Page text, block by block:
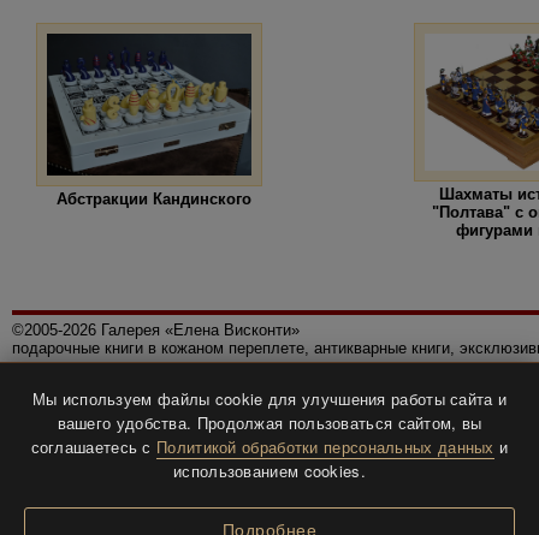
Абстракции Кандинского
Шахматы
"Полтава" с
фигурами
©2005-2026 Галерея «Елена Висконти»
подарочные книги в кожаном переплете, антикварные книги,
Политика конфиденциальности
Все права защищены.
Разработка и дизайнBTV-info.
Мы используем файлы cookie для улучшения работы сайта и
вашего удобства. Продолжая пользоваться сайтом, вы
соглашаетесь с Политикой обработки персональных данных и
использованием cookies.
Подробнее